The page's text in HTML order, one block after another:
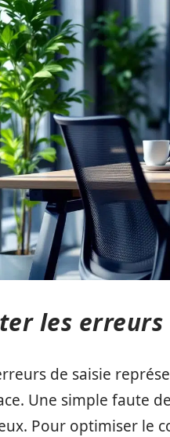
les
de saisie
Une simple faute
Pour optimiser le